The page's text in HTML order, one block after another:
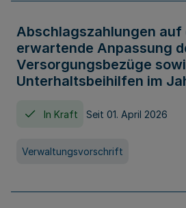
Abschlagszahlungen auf
erwartende Anpassung
Versorgungsbezüge
Unterhaltsbeihilfen im
In Kraft Seit 01. April 2026
Verwaltungsvorschrift